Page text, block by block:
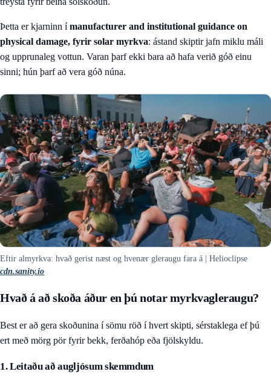
Þetta er kjarninn ímanufacturer and institutional guidance on
physical damage, fyrir solar myrkva: ástand skiptir jafn miklu máli
og upprunaleg vottun. Varan þarf ekki bara að hafa verið góð einu
sinni; hún þarf að vera góð núna.
Eftir almyrkva: hvað gerist næst og hvenær gleraugu fara á | Helioclipse
cdn.sanity.io
Hvað á að skoða áður en þú notar myrkvagleraugu?
Best er að gera skoðunina í sömu röð í hvert skipti, sérstaklega ef þú
ert með mörg pör fyrir bekk, ferðahóp eða fjölskyldu.
1. Leitaðu að augljósum skemmdum